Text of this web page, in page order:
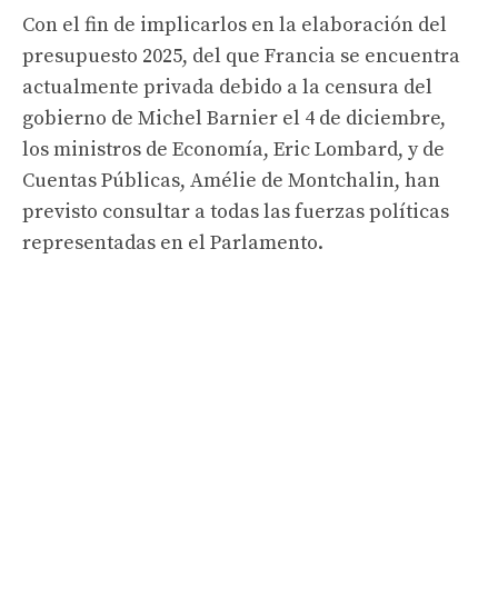
Con el fin de implicarlos en la elaboración del
presupuesto 2025, del que Francia se encuentra
actualmente privada debido a la censura del
gobierno de Michel Barnier el 4 de diciembre,
los ministros de Economía, Eric Lombard, y de
Cuentas Públicas, Amélie de Montchalin, han
previsto consultar a todas las fuerzas políticas
representadas en el Parlamento.